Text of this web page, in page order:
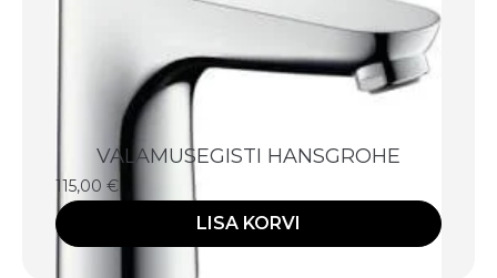
VALAMUSEGISTI HANSGROHE
115,00 €
LISA KORVI